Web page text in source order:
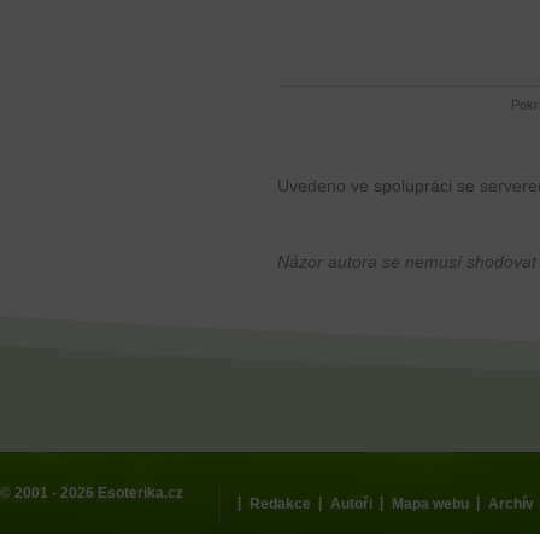
Uvedeno ve spolupráci se
Názor autora se nemusí
© 2001 - 2026 Esoterika.cz
| Redakce | Autoři | Mapa webu | Archív